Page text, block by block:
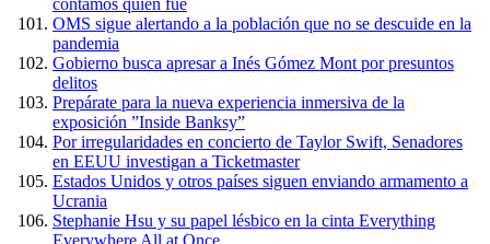
contamos quién fue
OMS sigue alertando a la población que no se descuide en la
pandemia
Gobierno busca apresar a Inés Gómez Mont por presuntos
delitos
Prepárate para la nueva experiencia inmersiva de la
exposición ”Inside Banksy”
Por irregularidades en concierto de Taylor Swift, Senadores
en EEUU investigan a Ticketmaster
Estados Unidos y otros países siguen enviando armamento a
Ucrania
Stephanie Hsu y su papel lésbico en la cinta Everything
Everywhere All at Once